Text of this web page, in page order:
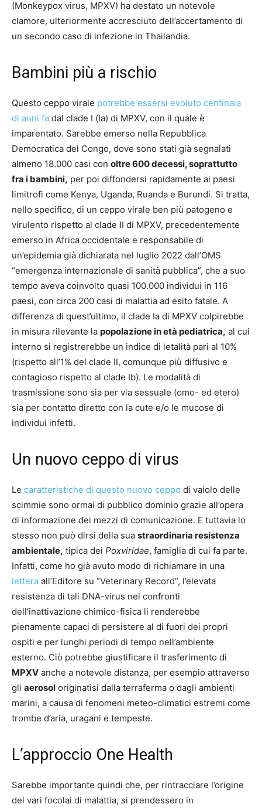
(Monkeypox virus, MPXV) ha destato un notevole
clamore, ulteriormente accresciuto dell’accertamento di
un secondo caso di infezione in Thailandia.
Bambini più a rischio
Questo ceppo virale potrebbe essersi evoluto centinaia
di anni fa dal clade I (Ia) di MPXV, con il quale è
imparentato. Sarebbe emerso nella Repubblica
Democratica del Congo, dove sono stati già segnalati
almeno 18.000 casi con oltre 600 decessi, soprattutto
fra i bambini, per poi diffondersi rapidamente ai paesi
limitrofi come Kenya, Uganda, Ruanda e Burundi. Si tratta,
nello specifico, di un ceppo virale ben più patogeno e
virulento rispetto al clade II di MPXV, precedentemente
emerso in Africa occidentale e responsabile di
un’epidemia già dichiarata nel luglio 2022 dall’OMS
“emergenza internazionale di sanità pubblica”, che a suo
tempo aveva coinvolto quasi 100.000 individui in 116
paesi, con circa 200 casi di malattia ad esito fatale. A
differenza di quest’ultimo, il clade Ia di MPXV colpirebbe
in misura rilevante la popolazione in età pediatrica, al cui
interno si registrerebbe un indice di letalità pari al 10%
(rispetto all’1% del clade II, comunque più diffusivo e
contagioso rispetto al clade Ib). Le modalità di
trasmissione sono sia per via sessuale (omo- ed etero)
sia per contatto diretto con la cute e/o le mucose di
individui infetti.
Un nuovo ceppo di virus
Le caratteristiche di questo nuovo ceppo di vaiolo delle
scimmie sono ormai di pubblico dominio grazie all’opera
di informazione dei mezzi di comunicazione. E tuttavia lo
stesso non può dirsi della sua straordinaria resistenza
ambientale, tipica dei Poxviridae, famiglia di cui fa parte.
Infatti, come ho già avuto modo di richiamare in una
lettera all’Editore su “Veterinary Record”, l’elevata
resistenza di tali DNA-virus nei confronti
dell’inattivazione chimico-fisica li renderebbe
pienamente capaci di persistere al di fuori dei propri
ospiti e per lunghi periodi di tempo nell’ambiente
esterno. Ciò potrebbe giustificare il trasferimento di
MPXV anche a notevole distanza, per esempio attraverso
gli aerosol originatisi dalla terraferma o dagli ambienti
marini, a causa di fenomeni meteo-climatici estremi come
trombe d’aria, uragani e tempeste.
L’approccio One Health
Sarebbe importante quindi che, per rintracciare l’origine
dei vari focolai di malattia, si prendessero in